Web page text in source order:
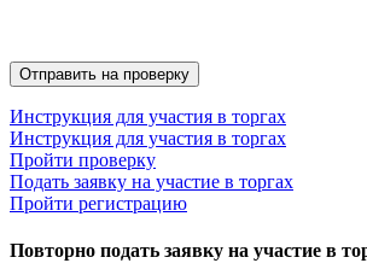
Инструкция для участия в торгах
Инструкция для участия в торгах
Пройти проверку
Подать заявку на участие в торгах
Пройти регистрацию
Повторно подать заявку на участие в